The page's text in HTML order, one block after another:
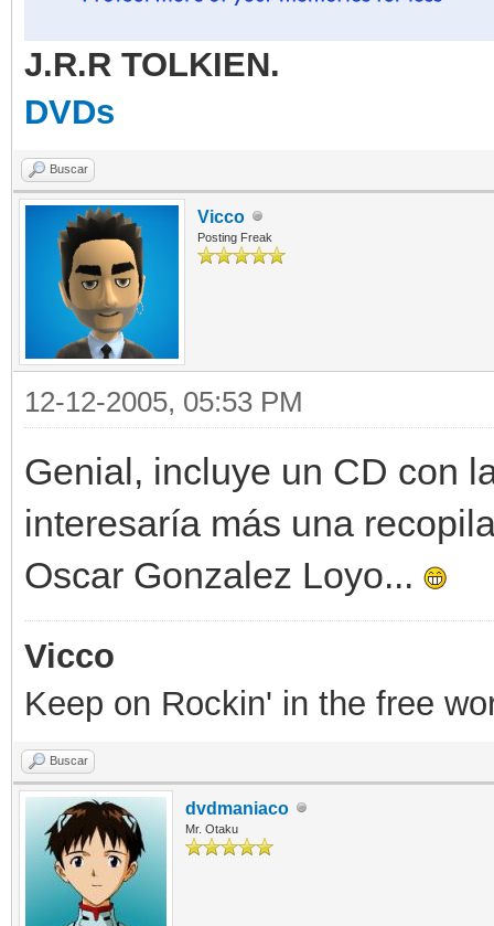
J.R.R TOLKIEN.
DVDs
Buscar
Vicco
Posting Freak
12-12-2005, 05:53 PM
Genial, incluye un CD con
interesaría más una
Oscar Gonzalez Loyo...
Vicco
Keep on Rockin' in the free
Buscar
dvdmaniaco
Mr. Otaku